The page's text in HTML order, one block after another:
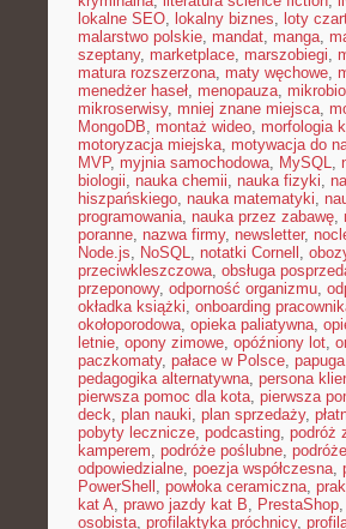
lokalne SEO, lokalny biznes, loty
malarstwo polskie, mandat, manga,
szeptany, marketplace, marszobiegi,
matura rozszerzona, maty węchowe,
menedżer haseł, menopauza,
mikroserwisy, mniej znane miejsca,
MongoDB, montaż wideo, morfologia
motoryzacja miejska, motywacja do
MVP, myjnia samochodowa, MySQL,
biologii, nauka chemii, nauka fizyki,
hiszpańskiego, nauka matematyki,
programowania, nauka przez zabawę,
poranne, nazwa firmy, newsletter,
Node.js, NoSQL, notatki Cornell ,
przeciwkleszczowa, obsługa
przeponowy, odporność organizmu,
okładka książki, onboarding
okołoporodowa, opieka paliatywna,
letnie, opony zimowe, opóźniony lot,
paczkomaty, pałace w Polsce,
pedagogika alternatywna, persona
pierwsza pomoc dla kota, pierwsza
deck, plan nauki, plan sprzedaży,
pobyty lecznicze, podcasting, podróż
kamperem, podróże poślubne,
odpowiedzialne, poezja współczesna,
PowerShell , powłoka ceramiczna,
kat A, prawo jazdy kat B, PrestaShop,
osobista, profilaktyka próchnicy,